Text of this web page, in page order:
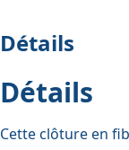
Détails
Détails
Cette clôture en